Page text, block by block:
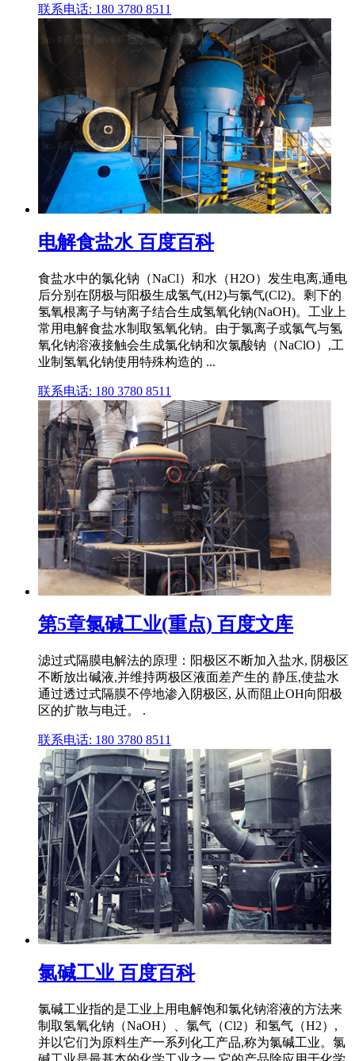
联系电话: 180 3780 8511
电解食盐水 百度百科
食盐水中的氯化钠（NaCl）和水（H2O）发生电离,通电
后分别在阴极与阳极生成氢气(H2)与氯气(Cl2)。剩下的
氢氧根离子与钠离子结合生成氢氧化钠(NaOH)。工业上
常用电解食盐水制取氢氧化钠。由于氯离子或氯气与氢
氧化钠溶液接触会生成氯化钠和次氯酸钠（NaClO）,工
业制氢氧化钠使用特殊构造的 ...
联系电话: 180 3780 8511
第5章氯碱工业(重点) 百度文库
滤过式隔膜电解法的原理：阳极区不断加入盐水, 阴极区
不断放出碱液,并维持两极区液面差产生的 静压,使盐水
通过透过式隔膜不停地渗入阴极区, 从而阻止OH向阳极
区的扩散与电迁。 .
联系电话: 180 3780 8511
氯碱工业 百度百科
氯碱工业指的是工业上用电解饱和氯化钠溶液的方法来
制取氢氧化钠（NaOH）、氯气（Cl2）和氢气（H2）,
并以它们为原料生产一系列化工产品,称为氯碱工业。氯